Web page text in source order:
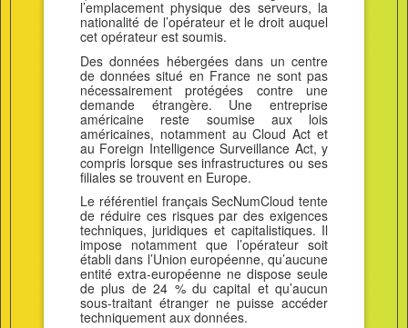
l’emplacement physique des serveurs, la
nationalité de l’opérateur et le droit auquel
cet opérateur est soumis.
Des données hébergées dans un centre
de données situé en France ne sont pas
nécessairement protégées contre une
demande étrangère. Une entreprise
américaine reste soumise aux lois
américaines, notamment au Cloud Act et
au Foreign Intelligence Surveillance Act, y
compris lorsque ses infrastructures ou ses
filiales se trouvent en Europe.
Le référentiel français SecNumCloud tente
de réduire ces risques par des exigences
techniques, juridiques et capitalistiques. Il
impose notamment que l’opérateur soit
établi dans l’Union européenne, qu’aucune
entité extra-européenne ne dispose seule
de plus de 24 % du capital et qu’aucun
sous-traitant étranger ne puisse accéder
techniquement aux données.